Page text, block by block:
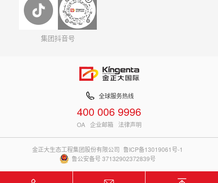
集团抖音号
全球服务热线
400 006 9996
OA 企业邮箱 法律声明
金正大生态工程集团股份有限公司 鲁ICP备13019061号-1
鲁公安备号 37132902372839号